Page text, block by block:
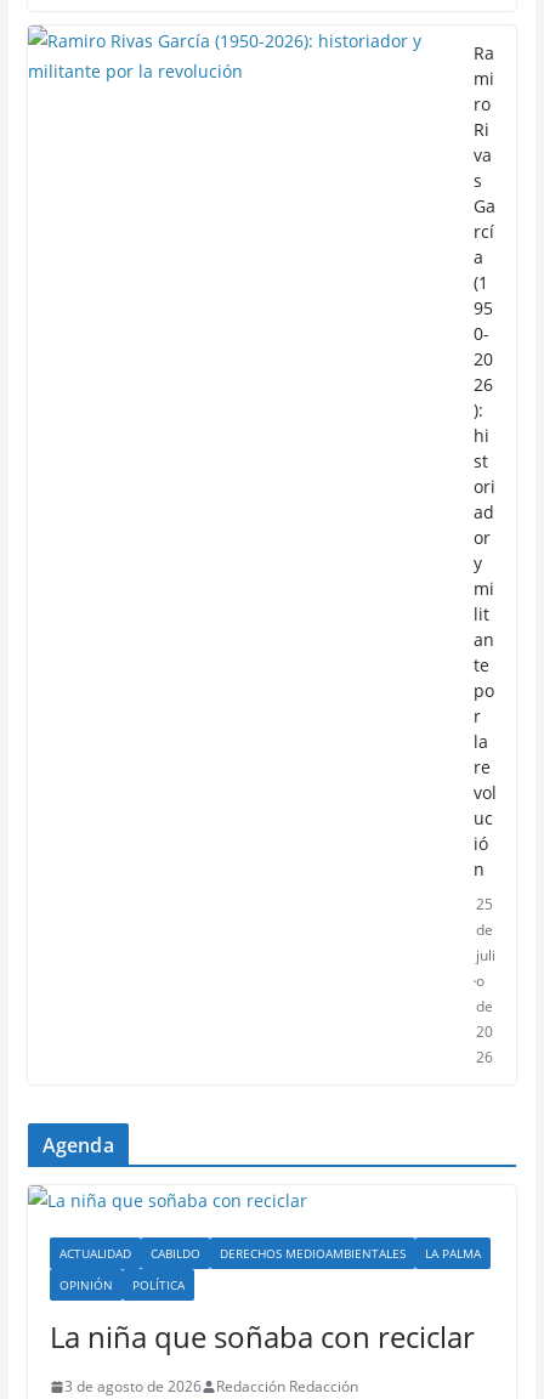
Ra
mi
ro
Ri
va
s
Ga
rcí
a
(1
95
0-
20
26
):
hi
st
ori
ad
or
y
mi
lit
an
te
po
r
la
re
vol
uc
ió
n
25
de
juli
o
de
20
26
Agenda
ACTUALIDAD CABILDO DERECHOS MEDIOAMBIENTALES
LA PALMA
OPINIÓN
POLÍTICA
La niña que soñaba con reciclar
3 de agosto de 2026 Redacción Redacción